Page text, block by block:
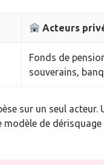
Acteurs
Fonds de
souverains,
sur un seul
de